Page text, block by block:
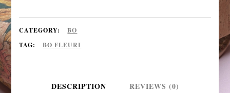
CATEGORY:
BO
TAG:
BO FLEURI
DESCRIPTION REVIEWS (0)